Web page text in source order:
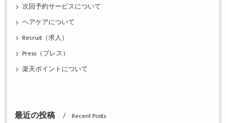
次回予約サービスについて
ヘアケアについて
Recruit（求人）
Press（プレス）
楽天ポイントについて
最近の投稿 Recent Posts